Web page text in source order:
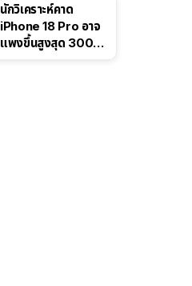
นักวิเคราะห์คาด
iPhone 18 Pro อาจ
แพงขึ้นสูงสุด 300